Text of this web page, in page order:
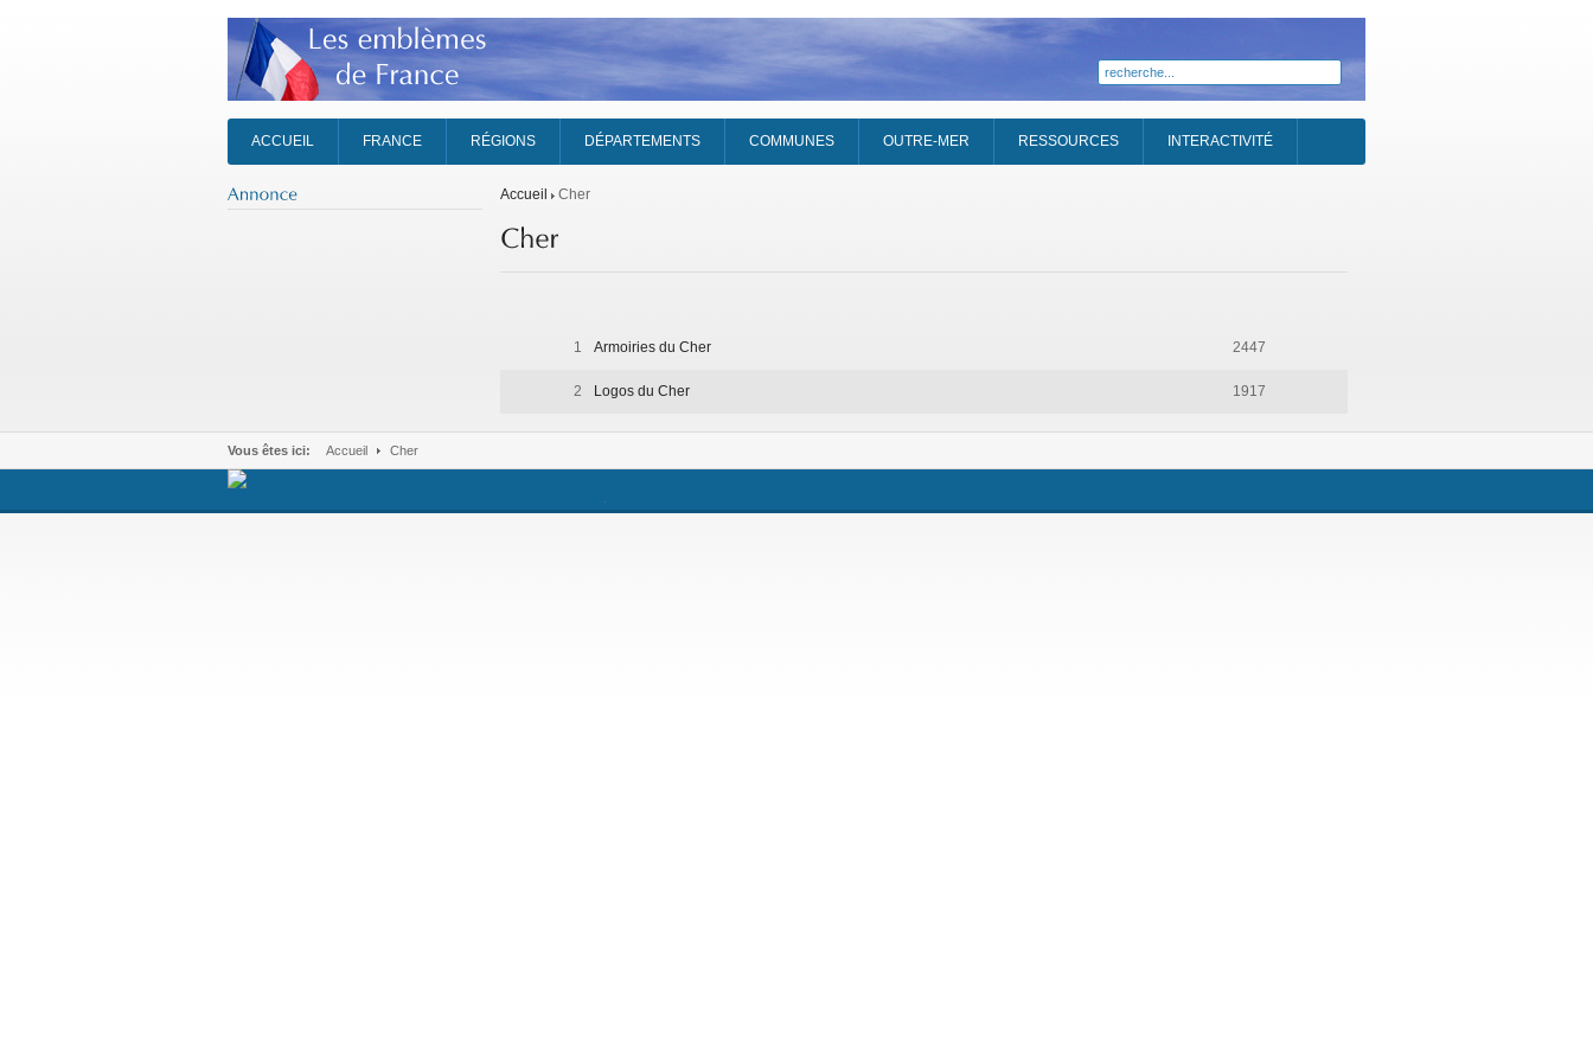
ACCUEIL FRANCE RÉGIONS DÉPARTEMENTS COMMUNES OUTRE-MER RESSOURCES INTERACTIVITÉ
Accueil Cher
1 Armoiries du Cher 2447
2 Logos du Cher 1917
Vous êtes ici: Accueil Cher